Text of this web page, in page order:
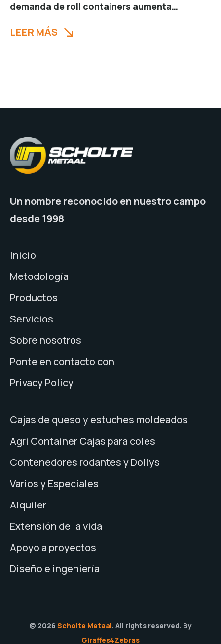
demanda de roll containers aumenta…
LEER MÁS
Un nombre reconocido en nuestro campo
desde 1998
Inicio
Metodología
Productos
Servicios
Sobre nosotros
Ponte en contacto con
Privacy Policy
Cajas de queso y estuches moldeados
Agri Container Cajas para coles
Contenedores rodantes y Dollys
Varios y Especiales
Alquiler
Extensión de la vida
Apoyo a proyectos
Diseño e ingeniería
© 2026 Scholte Metaal. All rights reserved. By
Giraffes4Zebras